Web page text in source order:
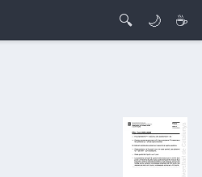
🔍 🌙 ☕